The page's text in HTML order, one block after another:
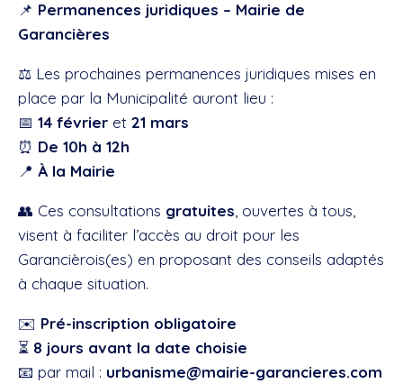
📌 Permanences juridiques – Mairie de
Garancières
⚖️ Les prochaines permanences juridiques mises en
place par la Municipalité auront lieu :
📅 14 février et 21 mars
⏰ De 10h à 12h
📍 À la Mairie
👥 Ces consultations gratuites , ouvertes à tous,
visent à faciliter l’accès au droit pour les
Garancièrois(es) en proposant des conseils adaptés
à chaque situation.
✉️ Pré-inscription obligatoire
⏳ 8 jours avant la date choisie
📧 par mail : urbanisme@mairie-garancieres.com